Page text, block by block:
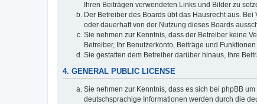
Ihren Beiträgen verwendeten Links und Bilder zu
Der Betreiber des Boards übt das Hausrecht aus.
oder dauerhaft von der Nutzung dieses Boards
Sie nehmen zur Kenntnis, dass der Betreiber keine
Betreiber, Ihr Benutzerkonto, Beiträge und
Sie gestatten dem Betreiber darüber hinaus, Ihre
4. GENERAL PUBLIC LICENSE
Sie nehmen zur Kenntnis, dass es sich bei phpBB um
deutschsprachige Informationen werden durch die